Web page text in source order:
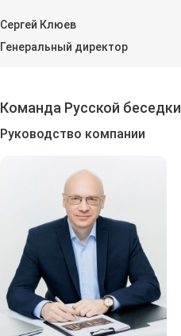
Сергей Клюев
Генеральный директор
Команда Русской беседки
Руководство компании